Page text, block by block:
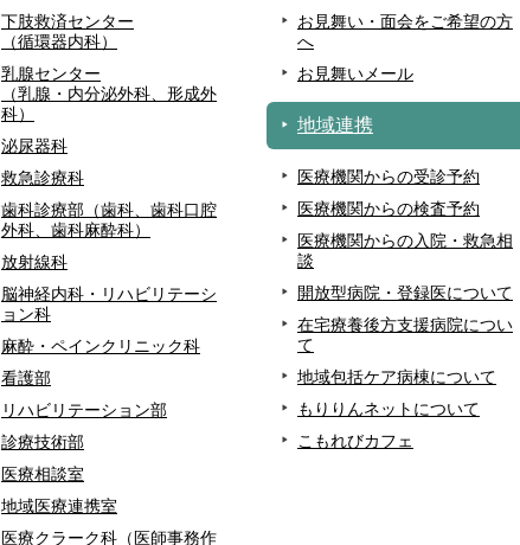
下肢救済センター
（循環器内科）
乳腺センター
（乳腺・内分泌外科、形成外
科）
泌尿器科
救急診療科
歯科診療部（歯科、歯科口腔
外科、歯科麻酔科）
放射線科
脳神経内科・リハビリテーシ
ョン科
麻酔・ペインクリニック科
看護部
リハビリテーション部
診療技術部
医療相談室
地域医療連携室
医療クラーク科（医師事務作
お見舞い・面会をご希望の方
へ
お見舞いメール
地域連携
医療機関からの受診予約
医療機関からの検査予約
医療機関からの入院・救急相
談
開放型病院・登録医について
在宅療養後方支援病院につい
て
地域包括ケア病棟について
もりりんネットについて
こもれびカフェ